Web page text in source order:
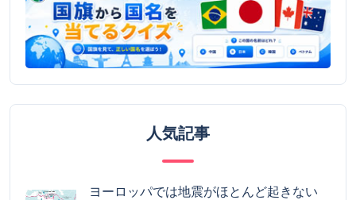
人気記事
ヨーロッパでは地震がほとんど起きない